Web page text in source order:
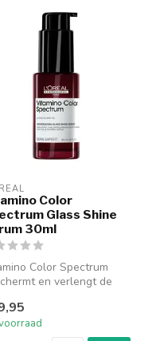
Color
Glass Shine
30ml
Color Spectrum
en verlengt de
V...